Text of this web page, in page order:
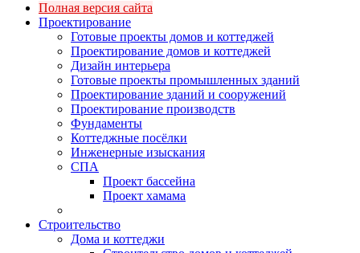
Полная версия сайта
Проектирование
Готовые проекты домов и коттеджей
Проектирование домов и коттеджей
Дизайн интерьера
Готовые проекты промышленных зданий
Проектирование зданий и сооружений
Проектирование производств
Фундаменты
Коттеджные посёлки
Инженерные изыскания
СПА
Проект бассейна
Проект хамама
Строительство
Дома и коттеджи